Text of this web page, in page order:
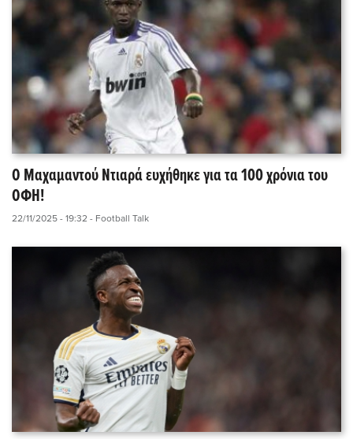
Ο Μαχαμαντού Ντιαρά ευχήθηκε για τα 100 χρόνια του
ΟΦΗ!
22/11/2025 - 19:32 - Football Talk